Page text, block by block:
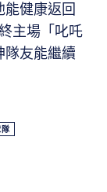
健康返回
主場「叱吒
隊友能繼續
隊